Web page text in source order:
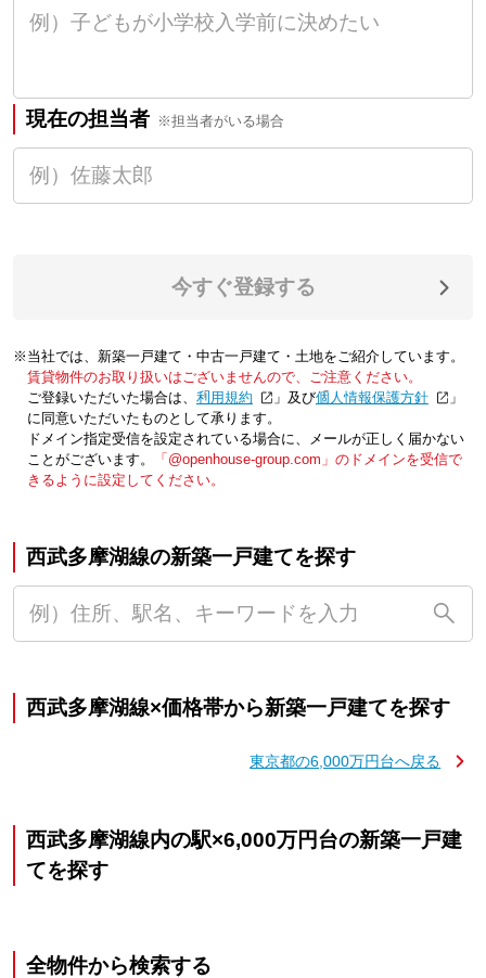
現在の担当者 ※担当者がいる場合
今すぐ登録する
※当社では、新築一戸建て・中古一戸建て・土地をご紹介しています。
賃貸物件のお取り扱いはございませんので、ご注意ください。
ご登録いただいた場合は、「利用規約 」及び「個人情報保護方針
」
に同意いただいたものとして承ります。
ドメイン指定受信を設定されている場合に、メールが正しく届かない
ことがございます。
「@openhouse-group.com」のドメインを受信で
きるように設定してください。
西武多摩湖線の新築一戸建てを探す
西武多摩湖線×価格帯から新築一戸建てを探す
東京都の6,000万円台へ戻る
西武多摩湖線内の駅×6,000万円台の新築一戸建
てを探す
全物件から検索する